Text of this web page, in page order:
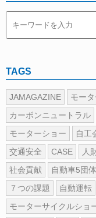
TAGS
JAMAGAZINE モー
カーボンニュートラル
モーターショー
自工
交通安全
CASE 人
社会貢献
自動車5団体
７つの課題
自動運転
モーターサイクルショ